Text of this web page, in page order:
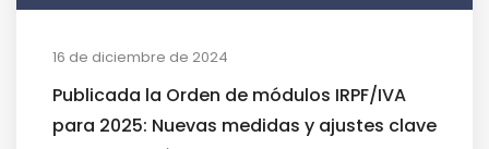
16 de diciembre de 2024
Publicada la Orden de módulos IRPF/IVA
para 2025: Nuevas medidas y ajustes clave